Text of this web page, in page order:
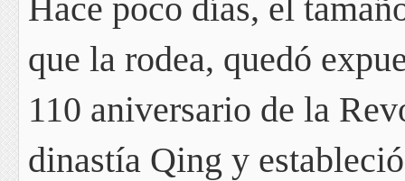
Hace poco días, el
que la rodea, quedó
110 aniversario de la
dinastía Qing y